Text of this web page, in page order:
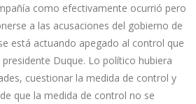
como efectivamente ocurrió pero
a las acusaciones del gobierno de
está actuando apegado al control que
Duque. Lo político hubiera
cuestionar la medida de control y
que la medida de control no se